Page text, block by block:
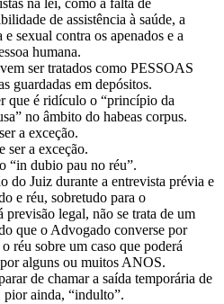
na lei, como a falta de
de assistência à saúde, a
sexual contra os apenados e a
humana.
ser tratados como PESSOAS
guardadas em depósitos.
que é ridículo o “princípio da
no âmbito do habeas corpus.
a exceção.
ser a exceção.
“in dubio pau no réu”.
do Juiz durante a entrevista prévia e
e réu, sobretudo para o
legal, não se trata de um
que o Advogado converse por
réu sobre um caso que poderá
alguns ou muitos ANOS.
de chamar a saída temporária de
pior ainda, “indulto”.